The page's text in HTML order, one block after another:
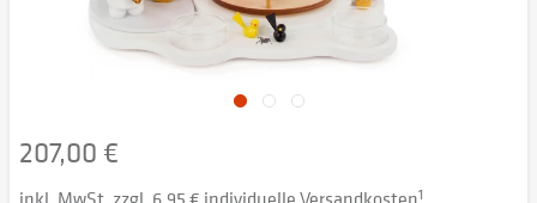
207,00 €
1